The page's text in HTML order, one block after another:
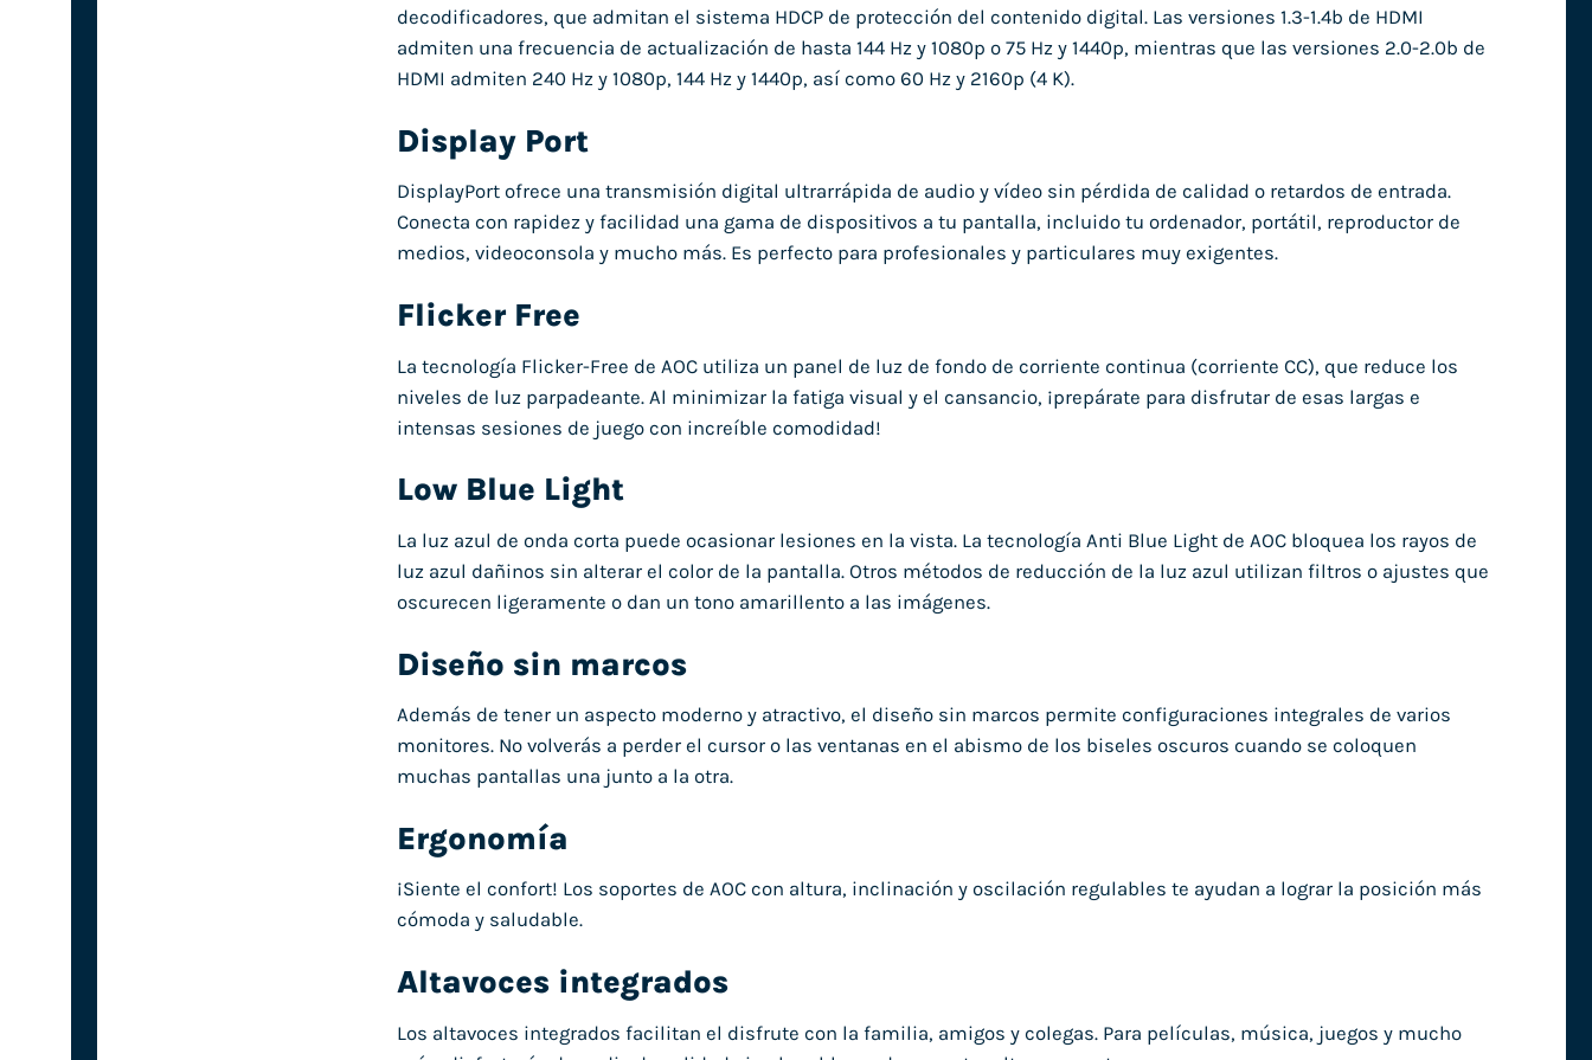
decodificadores, que admitan el sistema HDCP de protección del contenido digital. Las versiones 1.3-1.4b de HDMI
admiten una frecuencia de actualización de hasta 144 Hz y 1080p o 75 Hz y 1440p, mientras que las versiones 2.0-2.0b de
HDMI admiten 240 Hz y 1080p, 144 Hz y 1440p, así como 60 Hz y 2160p (4 K).
Display Port
DisplayPort ofrece una transmisión digital ultrarrápida de audio y vídeo sin pérdida de calidad o retardos de entrada.
Conecta con rapidez y facilidad una gama de dispositivos a tu pantalla, incluido tu ordenador, portátil, reproductor de
medios, videoconsola y mucho más. Es perfecto para profesionales y particulares muy exigentes.
Flicker Free
La tecnología Flicker-Free de AOC utiliza un panel de luz de fondo de corriente continua (corriente CC), que reduce los
niveles de luz parpadeante. Al minimizar la fatiga visual y el cansancio, ¡prepárate para disfrutar de esas largas e
intensas sesiones de juego con increíble comodidad!
Low Blue Light
La luz azul de onda corta puede ocasionar lesiones en la vista. La tecnología Anti Blue Light de AOC bloquea los rayos de
luz azul dañinos sin alterar el color de la pantalla. Otros métodos de reducción de la luz azul utilizan filtros o ajustes que
oscurecen ligeramente o dan un tono amarillento a las imágenes.
Diseño sin marcos
Además de tener un aspecto moderno y atractivo, el diseño sin marcos permite configuraciones integrales de varios
monitores. No volverás a perder el cursor o las ventanas en el abismo de los biseles oscuros cuando se coloquen
muchas pantallas una junto a la otra.
Ergonomía
¡Siente el confort! Los soportes de AOC con altura, inclinación y oscilación regulables te ayudan a lograr la posición más
cómoda y saludable.
Altavoces integrados
Los altavoces integrados facilitan el disfrute con la familia, amigos y colegas. Para películas, música, juegos y mucho